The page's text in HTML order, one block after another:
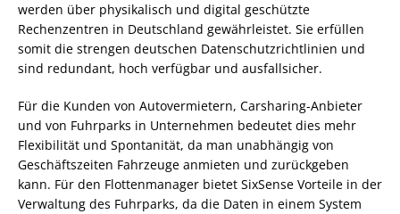
werden über physikalisch und digital geschützte
Rechenzentren in Deutschland gewährleistet. Sie erfüllen
somit die strengen deutschen Datenschutzrichtlinien und
sind redundant, hoch verfügbar und ausfallsicher.
Für die Kunden von Autovermietern, Carsharing-Anbieter
und von Fuhrparks in Unternehmen bedeutet dies mehr
Flexibilität und Spontanität, da man unabhängig von
Geschäftszeiten Fahrzeuge anmieten und zurückgeben
kann. Für den Flottenmanager bietet SixSense Vorteile in der
Verwaltung des Fuhrparks, da die Daten in einem System